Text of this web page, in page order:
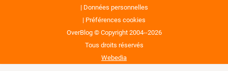
Données personnelles
Préférences cookies
OverBlog © Copyright 2004--2026
Tous droits réservés
Webedia